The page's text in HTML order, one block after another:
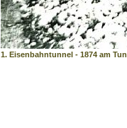
1. Eisenbahntunnel - 1874 am